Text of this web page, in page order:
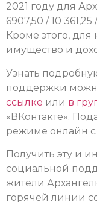
2021 году для
6907,50 / 10
Кроме этого, для
имущество и
Узнать
поддержки
ссылке или в
«ВКонтакте».
режиме онлайн
Получить эту и
социальной
жители
горячей линии